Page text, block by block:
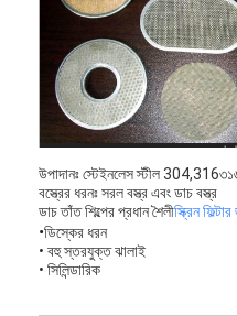
স্টেইনলেস স্টীল এক্স টেন্ড মেশ
এক্সট্রুডার ফিল্টার স্ক্রিন
এক্সট্রুডার স্ক্রিন প্যাক
তারের দড়ি জাল
প্যাডেল কোর্ট বেড়া
উপাদানঃ স্টেইনলেস স্টীল
বস্ত্রের ধরনঃ সরল বস্ত্র এবং ডাচ বস্ত্র
ডাচ তাঁত শিল্পের প্রধান শৈলীস্ক্রিন
•ডিস্কের ধরন
• বহু স্তরযুক্ত ঝালাই
• সিলিন্ডারিক